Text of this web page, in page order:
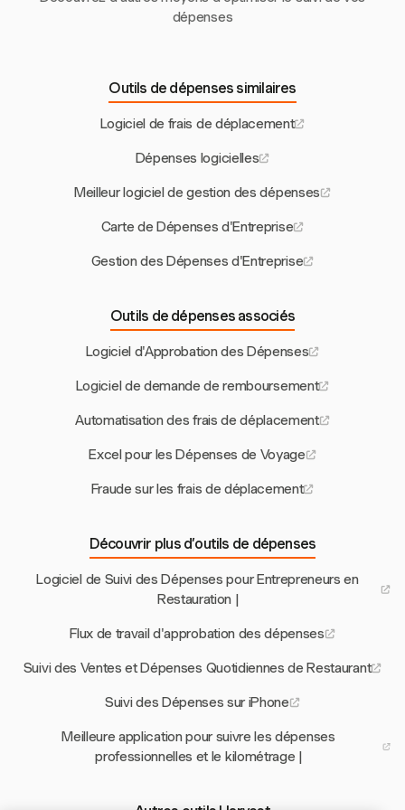
dépenses
Outils de dépenses similaires
Logiciel de frais de déplacement
Dépenses logicielles
Meilleur logiciel de gestion des dépenses
Carte de Dépenses d'Entreprise
Gestion des Dépenses d'Entreprise
Outils de dépenses associés
Logiciel d'Approbation des Dépenses
Logiciel de demande de remboursement
Automatisation des frais de déplacement
Excel pour les Dépenses de Voyage
Fraude sur les frais de déplacement
Découvrir plus d’outils de dépenses
Logiciel de Suivi des Dépenses pour Entrepreneurs en
Restauration |
Flux de travail d'approbation des dépenses
Suivi des Ventes et Dépenses Quotidiennes de Restaurant
Suivi des Dépenses sur iPhone
Meilleure application pour suivre les dépenses
professionnelles et le kilométrage |